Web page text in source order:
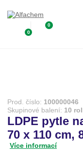
0
0
Prod. číslo: 100000046
Skupinové balení: 10
LDPE pytle
70 x 110 cm,
Více informací